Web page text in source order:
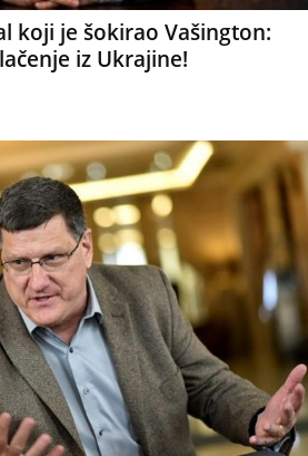
koji je šokirao Vašington:
iz Ukrajine!